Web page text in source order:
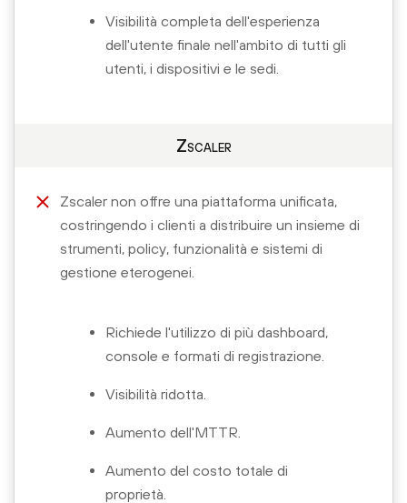
Visibilità completa dell'esperienza
dell'utente finale nell'ambito di tutti gli
utenti, i dispositivi e le sedi.
Zscaler
Zscaler non offre una piattaforma unificata,
costringendo i clienti a distribuire un insieme di
strumenti, policy, funzionalità e sistemi di
gestione eterogenei.
Richiede l'utilizzo di più dashboard,
console e formati di registrazione.
Visibilità ridotta.
Aumento dell'MTTR.
Aumento del costo totale di
proprietà.